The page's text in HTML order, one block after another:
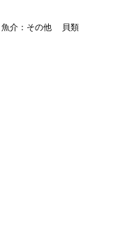
魚介：その他 貝類